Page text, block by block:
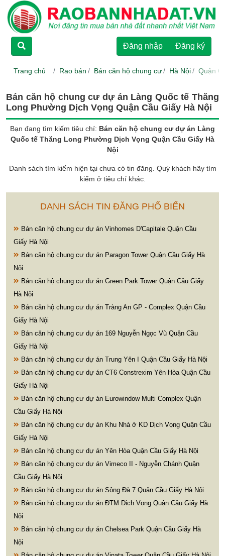
Đăng nhập Đăng ký
Trang chủ Rao bán Bán căn hộ chung cư Hà Nội Quận
Bán căn hộ chung cư dự án Làng Quốc tế Thăng
Long Phường Dịch Vọng Quận Cầu Giấy Hà Nội
Bạn đang tìm kiếm tiêu chí: Bán căn hộ chung cư dự án Làng
Quốc tế Thăng Long Phường Dịch Vọng Quận Cầu Giấy Hà
Nội
Danh sách tìm kiếm hiện tại chưa có tin đăng. Quý khách hãy tìm
kiếm ở tiêu chí khác.
DANH SÁCH TIN ĐĂNG PHỔ BIẾN
Bán căn hộ chung cư dự án Vinhomes D'Capitale Quận Cầu
Giấy Hà Nội
Bán căn hộ chung cư dự án Paragon Tower Quận Cầu Giấy Hà
Nội
Bán căn hộ chung cư dự án Green Park Tower Quận Cầu Giấy
Hà Nội
Bán căn hộ chung cư dự án Tràng An GP - Complex Quận Cầu
Giấy Hà Nội
Bán căn hộ chung cư dự án 169 Nguyễn Ngọc Vũ Quận Cầu
Giấy Hà Nội
Bán căn hộ chung cư dự án Trung Yên I Quận Cầu Giấy Hà Nội
Bán căn hộ chung cư dự án CT6 Constrexim Yên Hòa Quận Cầu
Giấy Hà Nội
Bán căn hộ chung cư dự án Eurowindow Multi Complex Quận
Cầu Giấy Hà Nội
Bán căn hộ chung cư dự án Khu Nhà ở KD Dịch Vọng Quận Cầu
Giấy Hà Nội
Bán căn hộ chung cư dự án Yên Hòa Quận Cầu Giấy Hà Nội
Bán căn hộ chung cư dự án Vimeco II - Nguyễn Chánh Quận
Cầu Giấy Hà Nội
Bán căn hộ chung cư dự án Sông Đà 7 Quận Cầu Giấy Hà Nội
Bán căn hộ chung cư dự án ĐTM Dịch Vọng Quận Cầu Giấy Hà
Nội
Bán căn hộ chung cư dự án Chelsea Park Quận Cầu Giấy Hà
Nội
TRANG CHỦ
CHO THUÊ
DỰ ÁN